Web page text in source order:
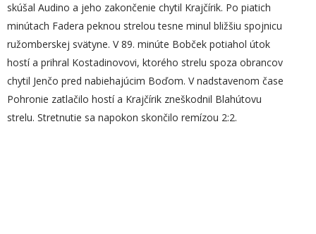
skúšal Audino a jeho zakončenie chytil Krajčírik. Po piatich
minútach Fadera peknou strelou tesne minul bližšiu spojnicu
ružomberskej svätyne. V 89. minúte Bobček potiahol útok
hostí a prihral Kostadinovovi, ktorého strelu spoza obrancov
chytil Jenčo pred nabiehajúcim Boďom. V nadstavenom čase
Pohronie zatlačilo hostí a Krajčírik zneškodnil Blahútovu
strelu. Stretnutie sa napokon skončilo remízou 2:2.